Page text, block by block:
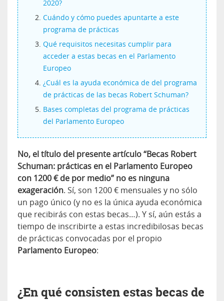
2020?
Cuándo y cómo puedes apuntarte a este
programa de prácticas
Qué requisitos necesitas cumplir para
acceder a estas becas en el Parlamento
Europeo
¿Cuál es la ayuda económica de del programa
de prácticas de las becas Robert Schuman?
Bases completas del programa de prácticas
del Parlamento Europeo
No, el título del presente artículo “Becas Robert
Schuman: prácticas en el Parlamento Europeo
con 1200 € de por medio” no es ninguna
exageración. Sí, son 1200 € mensuales y no sólo
un pago único (y no es la única ayuda económica
que recibirás con estas becas…). Y sí, aún estás a
tiempo de inscribirte a estas incredibilosas becas
de prácticas convocadas por el propio
Parlamento Europeo:
¿En qué consisten estas becas de